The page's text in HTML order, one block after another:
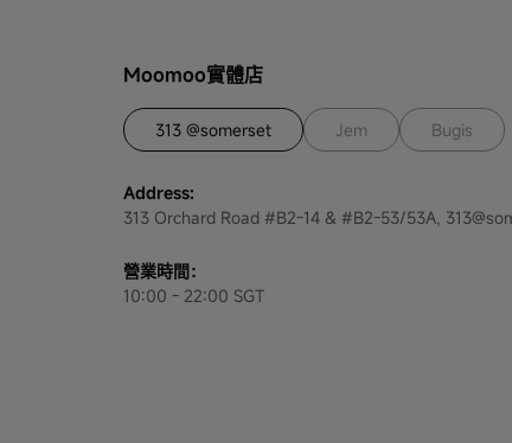
邀請注冊活動 - 2023年7月至8月
參與定投活動，獲S$4禮包 - 2023年8月到
Moomoo SG Invest Fair 2023 Exclusive
Moomoo實體店
313 @somerset Jem Bugis
Address:
313 Orchard Road #B2-14 & #B2-53/53A,
營業時間：
10:00 - 22:00 SGT